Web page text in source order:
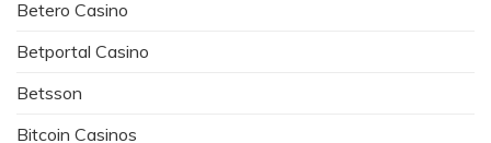
Betero Casino
Betportal Casino
Betsson
Bitcoin Casinos